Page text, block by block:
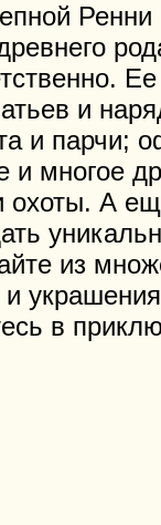
и
и
и многое
охоты. А
из
в